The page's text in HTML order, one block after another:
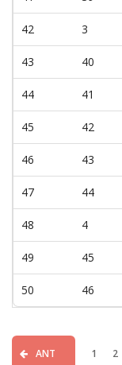
42 3
43 40
44 41
45 42
46 43
47 44
48 4
49 45
50 46
ANT 1 2